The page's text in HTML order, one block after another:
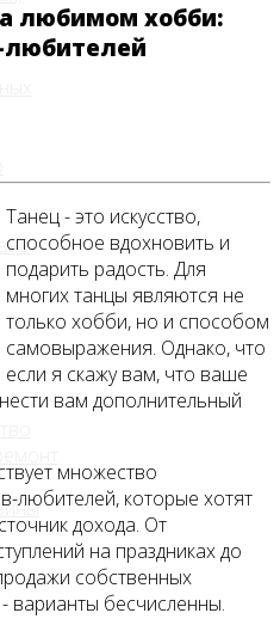
любимом хобби:
любителей
Танец - это искусство,
способное вдохновить и
подарить радость. Для
многих танцы являются не
только хобби, но и способом
самовыражения. Однако, что
если я скажу вам, что ваше
вам дополнительный
множество
любителей, которые хотят
дохода. От
на праздниках до
собственных
варианты бесчисленны.